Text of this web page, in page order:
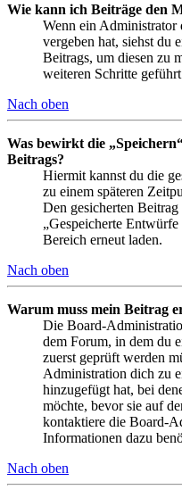
Wie kann ich Beiträge den
Wenn ein Administrator
vergeben hat, siehst du
Beitrags, um diesen zu
weiteren Schritte
Nach oben
Was bewirkt die
Beitrags?
Hiermit kannst du die
zu einem späteren
Den gesicherten
„Gespeicherte
Bereich erneut laden.
Nach oben
Warum muss mein Beitrag
Die Board-
dem Forum, in dem du
zuerst geprüft werden
Administration dich zu
hinzugefügt hat, bei
möchte, bevor sie auf
kontaktiere die Board-
Informationen dazu
Nach oben